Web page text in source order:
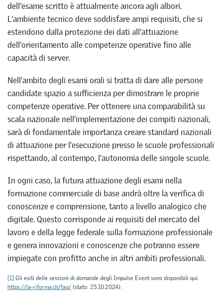
dell’esame scritto è attualmente ancora agli albori.
L’ambiente tecnico deve soddisfare ampi requisiti, che si
estendono dalla protezione dei dati all’attuazione
dell’orientamento alle competenze operative fino alle
capacità di server.
Nell’ambito degli esami orali si tratta di dare alle persone
candidate spazio a sufficienza per dimostrare le proprie
competenze operative. Per ottenere una comparabilità su
scala nazionale nell’implementazione dei compiti nazionali,
sarà di fondamentale importanza creare standard nazionali
di attuazione per l’esecuzione presso le scuole professionali
rispettando, al contempo, l’autonomia delle singole scuole.
In ogni caso, la futura attuazione degli esami nella
formazione commerciale di base andrà oltre la verifica di
conoscenze e comprensione, tanto a livello analogico che
digitale. Questo corrisponde ai requisiti del mercato del
lavoro e della legge federale sulla formazione professionale
e genera innovazioni e conoscenze che potranno essere
impiegate con profitto anche in altri ambiti professionali.
[1]Gli esiti delle sessioni di domande degli Impulse Event sono disponibili qui:
https://la-riforma.ch/faq/(stato: 25.10.2024).